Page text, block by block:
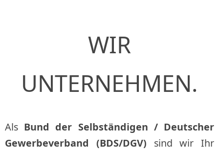
WIR
UNTERNEHMEN.
Als Bund der Selbständigen / Deutscher
Gewerbeverband (BDS/DGV) sind wir Ihr